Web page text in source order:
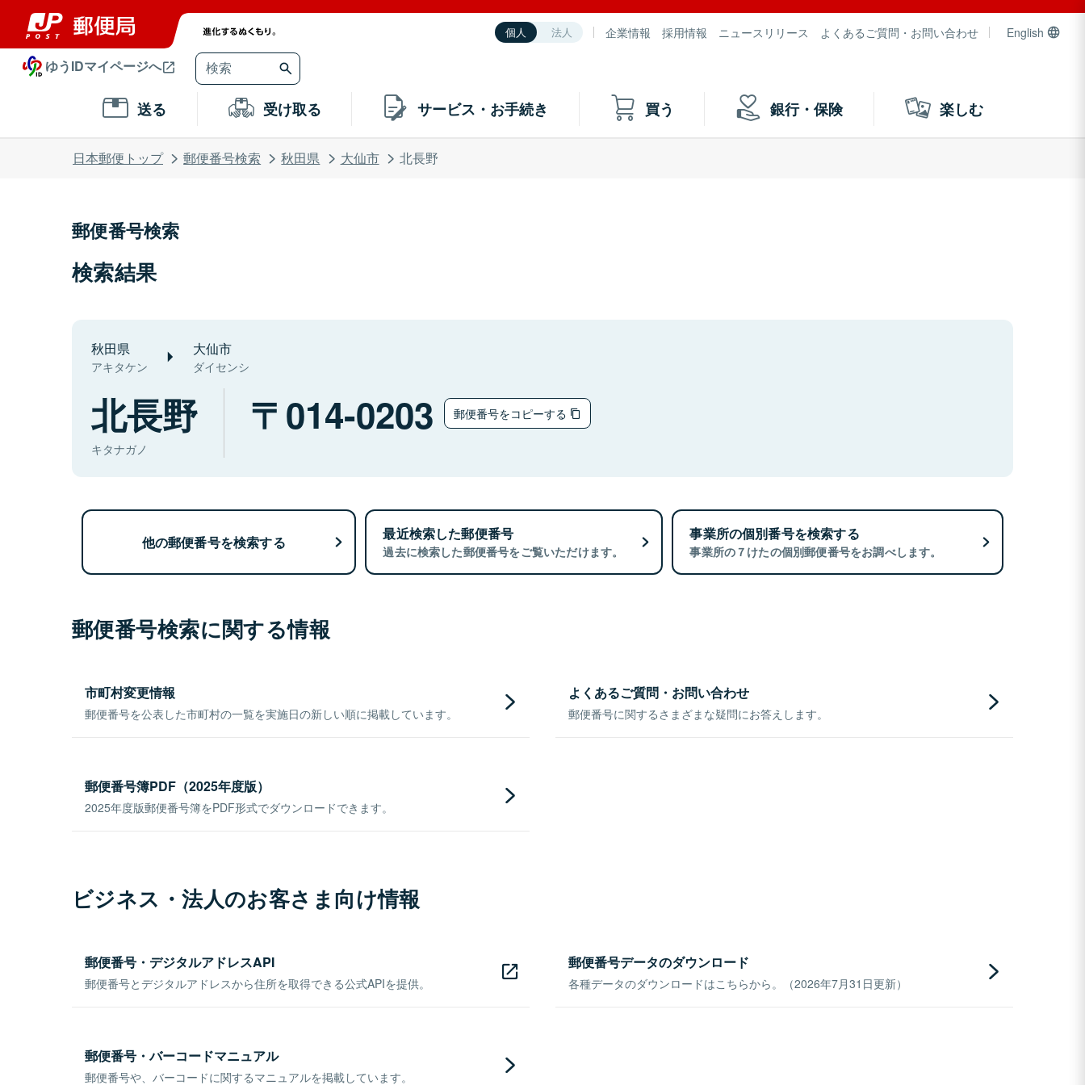
個人 法人 企業情報 採用情報 ニュースリリース よくあるご質問・お問い合わせ English
ゆうIDマイページへ
送る 受け取る サービス・お手続き 買う 銀行・保険 楽しむ
日本郵便トップ 郵便番号検索 秋田県 大仙市 北長野
郵便番号検索
検索結果
秋田県
アキタケン
大仙市
ダイセンシ
北長野
キタナガノ
014-0203 郵便番号をコピーする
他の郵便番号を検索する 最近検索した郵便番号
過去に検索した郵便番号をご覧いただけます。
事業所の個別番号を検索する
事業所の７けたの個別郵便番号をお調べします。
郵便番号検索に関する情報
市町村変更情報
郵便番号を公表した市町村の一覧を実施日の新しい順に掲載しています。
よくあるご質問・お問い合わせ
郵便番号に関するさまざまな疑問にお答えします。
郵便番号簿PDF（2025年度版）
2025年度版郵便番号簿をPDF形式でダウンロードできます。
ビジネス・法人のお客さま向け情報
郵便番号・デジタルアドレスAPI
郵便番号とデジタルアドレスから住所を取得できる公式APIを提供。
郵便番号データのダウンロード
各種データのダウンロードはこちらから。（2026年7月31日更新）
郵便番号・バーコードマニュアル
郵便番号や、バーコードに関するマニュアルを掲載しています。